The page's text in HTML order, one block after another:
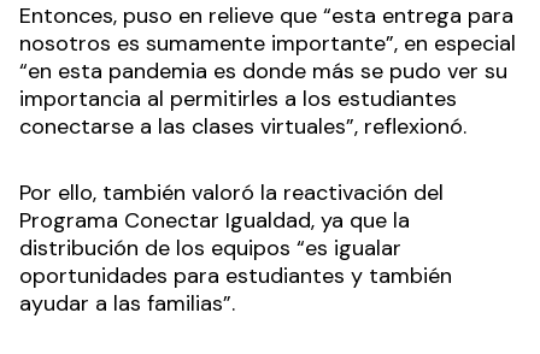
Entonces, puso en relieve que “esta entrega para
nosotros es sumamente importante”, en especial
“en esta pandemia es donde más se pudo ver su
importancia al permitirles a los estudiantes
conectarse a las clases virtuales”, reflexionó.
Por ello, también valoró la reactivación del
Programa Conectar Igualdad, ya que la
distribución de los equipos “es igualar
oportunidades para estudiantes y también
ayudar a las familias”.